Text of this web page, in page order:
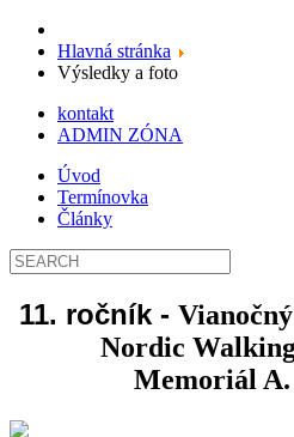
Hlavná stránka
Výsledky a foto
kontakt
ADMIN ZÓNA
Úvod
Termínovka
Články
11. ročník -
Nordic
Memoriál A.